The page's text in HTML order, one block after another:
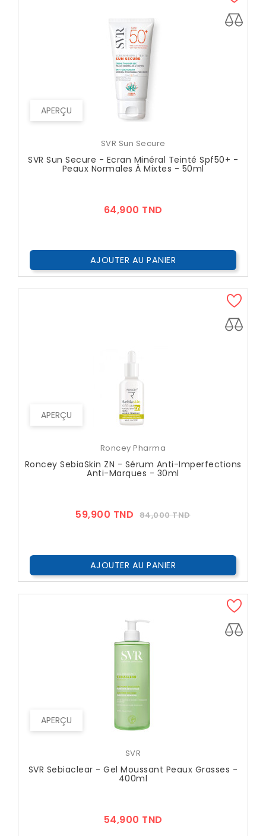
APERÇU
SVR Sun Secure
SVR Sun Secure - Ecran Minéral Teinté Spf50+ -
Peaux Normales À Mixtes - 50ml
64,900 TND
AJOUTER AU PANIER
APERÇU
Roncey Pharma
Roncey SebiaSkin ZN - Sérum Anti-Imperfections
Anti-Marques - 30ml
59,900 TND Prix
84,000 TNDPrix
AJOUTER AU PANIER
APERÇU
SVR
SVR Sebiaclear - Gel Moussant Peaux Grasses -
400ml
54,900 TND